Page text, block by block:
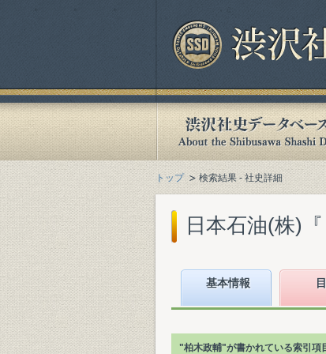
トップ 検索結果 - 社史詳細
日本石油(株)
基本情報
"柏木政輔"が書かれている索引項